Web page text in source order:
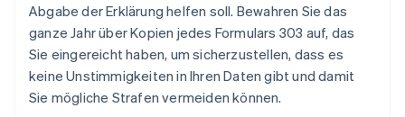
Abgabe der Erklärung helfen soll. Bewahren Sie das
ganze Jahr über Kopien jedes Formulars 303 auf, das
Sie eingereicht haben, um sicherzustellen, dass es
keine Unstimmigkeiten in Ihren Daten gibt und damit
Sie mögliche Strafen vermeiden können.